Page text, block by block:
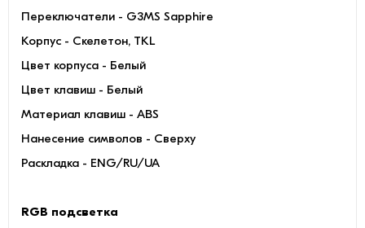
Переключатели - G3MS Sapphire
Корпус - Скелетон, TKL
Цвет корпуса - Белый
Цвет клавиш - Белый
Материал клавиш - ABS
Нанесение символов - Сверху
Раскладка - ENG/RU/UA
RGB подсветка